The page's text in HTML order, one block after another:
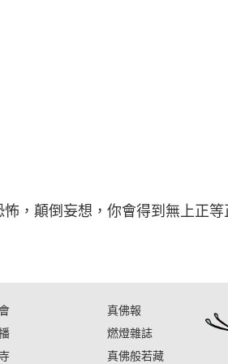
，顛倒妄想，你會得到無上正等
真佛報
燃燈雜誌
真佛般若藏